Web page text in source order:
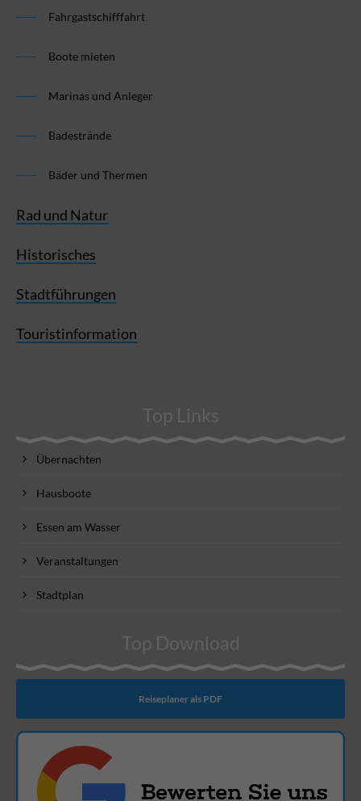
Fahrgastschifffahrt
Boote mieten
Marinas und Anleger
Badestrände
Bäder und Thermen
Rad und Natur
Historisches
Stadtführungen
Touristinformation
Top Links
Übernachten
Hausboote
Essen am Wasser
Veranstaltungen
Stadtplan
Top Download
Reiseplaner als PDF